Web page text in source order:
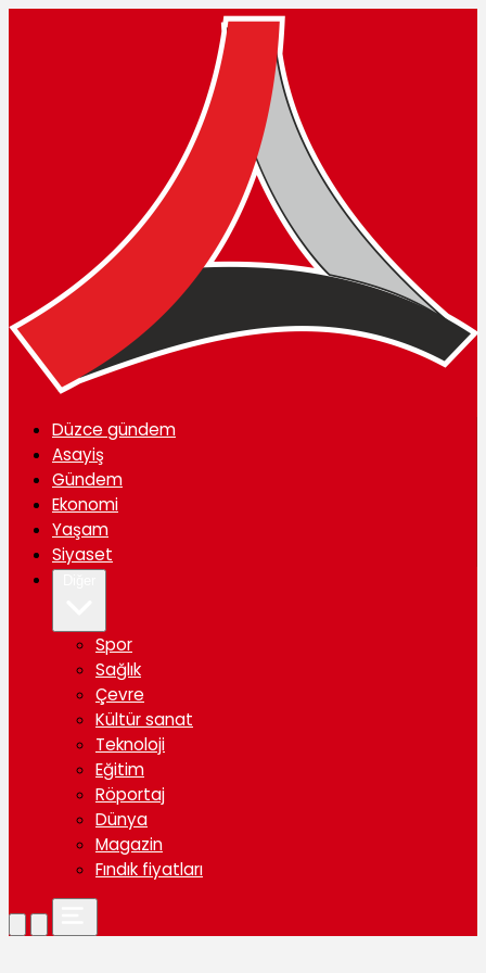
Düzce gündem
Asayiş
Gündem
Ekonomi
Yaşam
Siyaset
Spor
Sağlık
Çevre
Kültür sanat
Teknoloji
Eğitim
Röportaj
Dünya
Magazin
Fındık fiyatları